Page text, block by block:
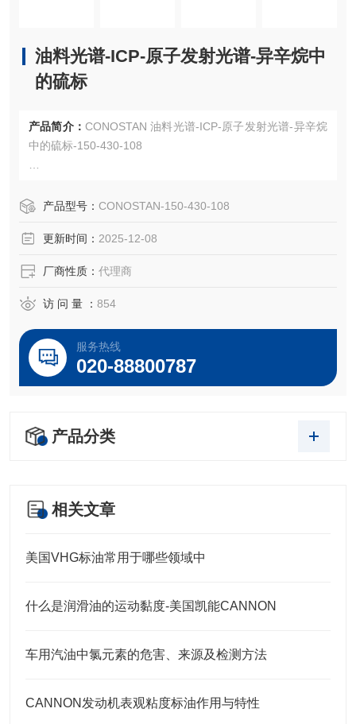
油料光谱-ICP-原子发射光谱-异辛烷中
的硫标
产品简介： CONOSTAN 油料光谱-ICP-原子发射光谱-异辛烷
中的硫标-150-430-108
异辛烷中硫标,5ppm
CONOSTAN S in Isooctane 5ppm
汽油中硫的存在会导致严重的环境问题,也会危害人体健康,世
界各国对汽油中硫含量的也越来越严格。制备汽油中硫元素
大意义
产品型号： CONOSTAN-150-430-108
更新时间： 2025-12-08
厂商性质： 代理商
访 问 量 ： 854
服务热线
020-88800787
产品分类
相关文章
美国VHG标油常用于哪些领域中
什么是润滑油的运动黏度-美国凯能CANNON
车用汽油中氯元素的危害、来源及检测方法
CANNON发动机表观粘度标油作用与特性